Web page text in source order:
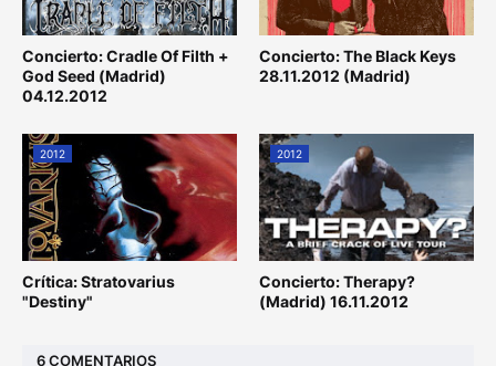
Concierto: Cradle Of Filth +
God Seed (Madrid)
04.12.2012
Concierto: The Black Keys
28.11.2012 (Madrid)
2012
Crítica: Stratovarius
"Destiny"
2012
Concierto: Therapy?
(Madrid) 16.11.2012
6 COMENTARIOS